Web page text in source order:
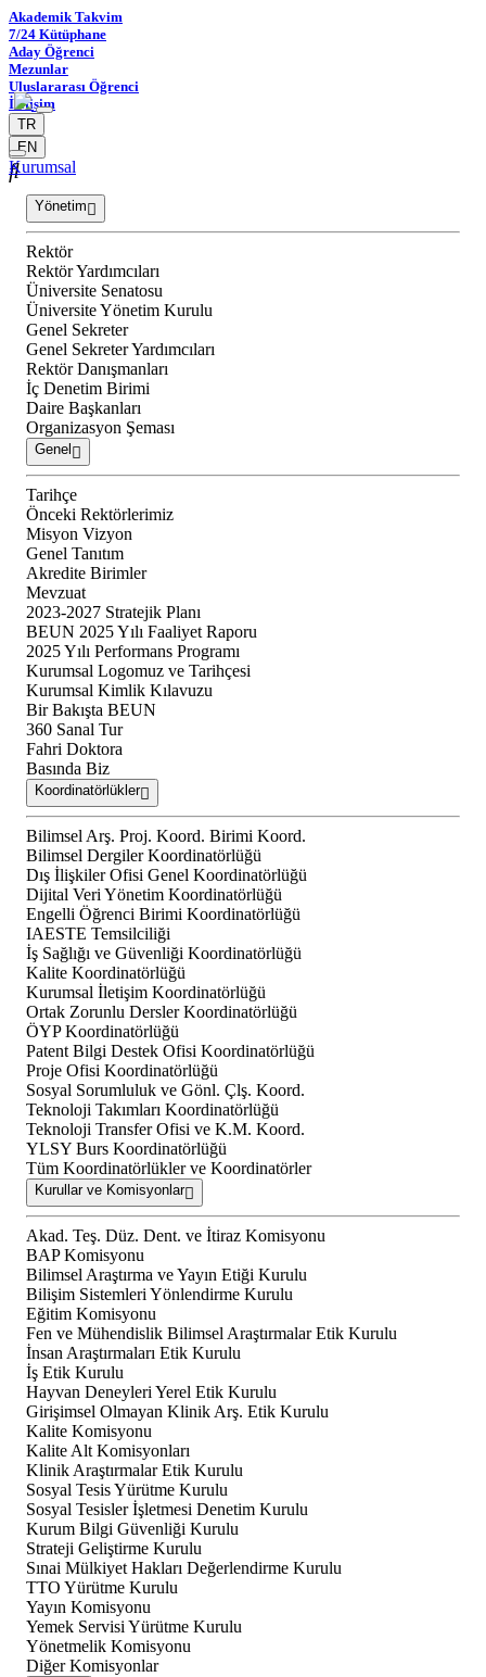
Akademik Takvim
7/24 Kütüphane
Aday Öğrenci
Mezunlar
Uluslararası Öğrenci
İletişim
TR
EN
Kurumsal
Yönetim
Rektör
Rektör Yardımcıları
Üniversite Senatosu
Üniversite Yönetim Kurulu
Genel Sekreter
Genel Sekreter Yardımcıları
Rektör Danışmanları
İç Denetim Birimi
Daire Başkanları
Organizasyon Şeması
Genel
Tarihçe
Önceki Rektörlerimiz
Misyon Vizyon
Genel Tanıtım
Akredite Birimler
Mevzuat
2023-2027 Stratejik Planı
BEUN 2025 Yılı Faaliyet Raporu
2025 Yılı Performans Programı
Kurumsal Logomuz ve Tarihçesi
Kurumsal Kimlik Kılavuzu
Bir Bakışta BEUN
360 Sanal Tur
Fahri Doktora
Basında Biz
Koordinatörlükler
Bilimsel Arş. Proj. Koord. Birimi Koord.
Bilimsel Dergiler Koordinatörlüğü
Dış İlişkiler Ofisi Genel Koordinatörlüğü
Dijital Veri Yönetim Koordinatörlüğü
Engelli Öğrenci Birimi Koordinatörlüğü
IAESTE Temsilciliği
İş Sağlığı ve Güvenliği Koordinatörlüğü
Kalite Koordinatörlüğü
Kurumsal İletişim Koordinatörlüğü
Ortak Zorunlu Dersler Koordinatörlüğü
ÖYP Koordinatörlüğü
Patent Bilgi Destek Ofisi Koordinatörlüğü
Proje Ofisi Koordinatörlüğü
Sosyal Sorumluluk ve Gönl. Çlş. Koord.
Teknoloji Takımları Koordinatörlüğü
Teknoloji Transfer Ofisi ve K.M. Koord.
YLSY Burs Koordinatörlüğü
Tüm Koordinatörlükler ve Koordinatörler
Kurullar ve Komisyonlar
Akad. Teş. Düz. Dent. ve İtiraz Komisyonu
BAP Komisyonu
Bilimsel Araştırma ve Yayın Etiği Kurulu
Bilişim Sistemleri Yönlendirme Kurulu
Eğitim Komisyonu
Fen ve Mühendislik Bilimsel Araştırmalar Etik Kurulu
İnsan Araştırmaları Etik Kurulu
İş Etik Kurulu
Hayvan Deneyleri Yerel Etik Kurulu
Girişimsel Olmayan Klinik Arş. Etik Kurulu
Kalite Komisyonu
Kalite Alt Komisyonları
Klinik Araştırmalar Etik Kurulu
Sosyal Tesis Yürütme Kurulu
Sosyal Tesisler İşletmesi Denetim Kurulu
Kurum Bilgi Güvenliği Kurulu
Strateji Geliştirme Kurulu
Sınai Mülkiyet Hakları Değerlendirme Kurulu
TTO Yürütme Kurulu
Yayın Komisyonu
Yemek Servisi Yürütme Kurulu
Yönetmelik Komisyonu
Diğer Komisyonlar